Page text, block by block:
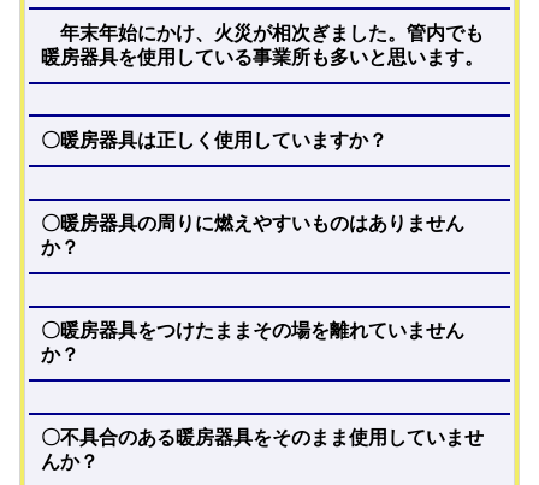
年末年始にかけ、火災が相次ぎました。管内でも
暖房器具を使用している事業所も多いと思います。
〇暖房器具は正しく使用していますか？
〇暖房器具の周りに燃えやすいものはありません
か？
〇暖房器具をつけたままその場を離れていません
か？
〇不具合のある暖房器具をそのまま使用していませ
んか？